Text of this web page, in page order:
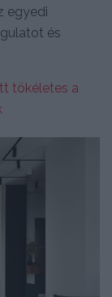
egyedi
és
tökéletes a